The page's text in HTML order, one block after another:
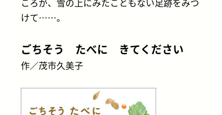
けて……。
ごちそう たべに きてください
作／茂市久美子